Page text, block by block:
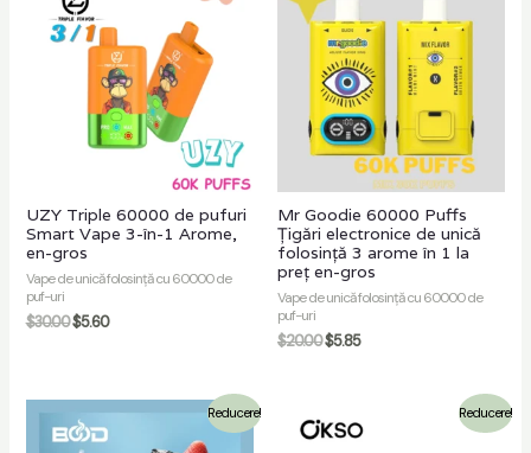
UZY Triple 60000 de pufuri
Smart Vape 3-în-1 Arome,
en-gros
Vape de unică folosință cu 60000 de
puf-uri
$30.00$5.60
Mr Goodie 60000 Puffs
Țigări electronice de unică
folosință 3 arome în 1 la
preț en-gros
Vape de unică folosință cu 60000 de
puf-uri
$20.00$5.85
Reducere! Reducere!